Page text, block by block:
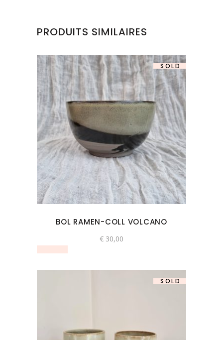
PRODUITS SIMILAIRES
SOLD
BOL RAMEN-COLL VOLCANO
€ 30,00
SOLD